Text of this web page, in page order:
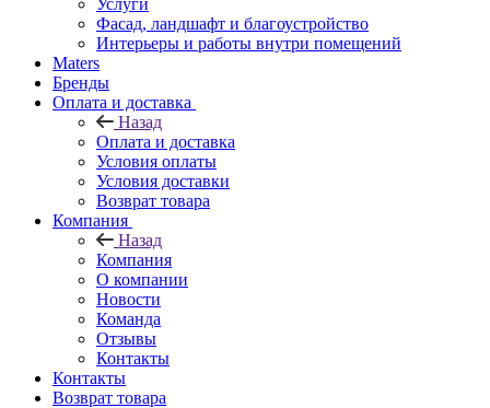
Услуги
Фасад, ландшафт и благоустройство
Интерьеры и работы внутри помещений
Maters
Бренды
Оплата и доставка
Назад
Оплата и доставка
Условия оплаты
Условия доставки
Возврат товара
Компания
Назад
Компания
О компании
Новости
Команда
Отзывы
Контакты
Контакты
Возврат товара